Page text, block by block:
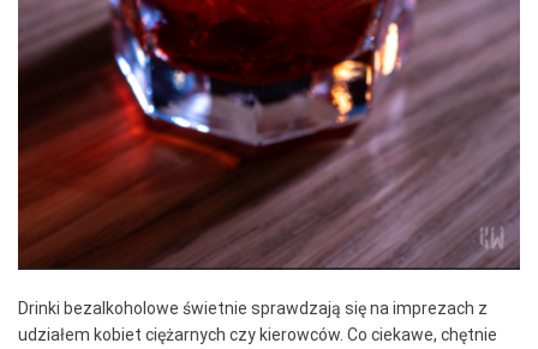
Drinki bezalkoholowe świetnie sprawdzają się na imprezach z
udziałem kobiet ciężarnych czy kierowców. Co ciekawe, chętnie